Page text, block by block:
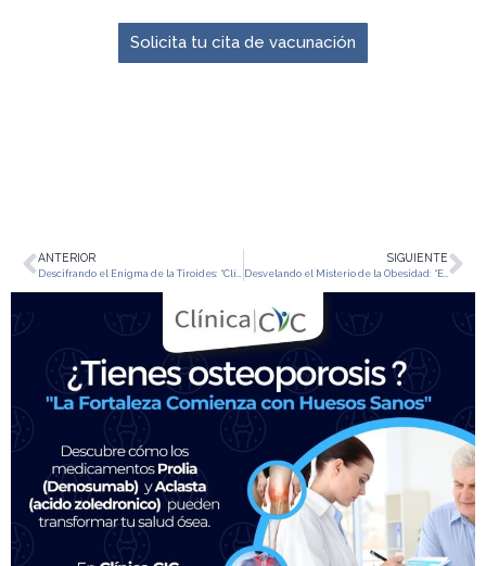
Solicita tu cita de vacunación
ANTERIOR SIGUIENTE
Desvelando el Misterio de la Obesidad: “Endocrinología y Clínica CIC al Rescate»